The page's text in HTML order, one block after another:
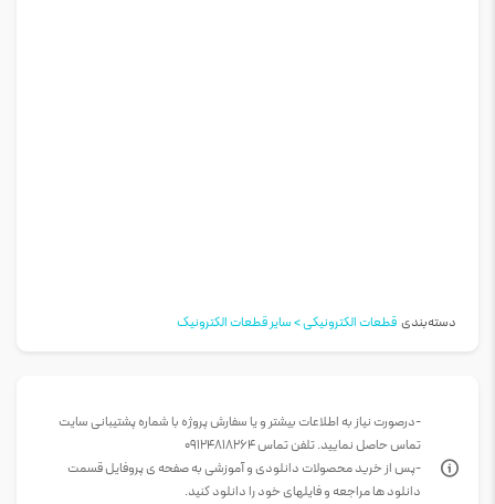
دسته‌بندی قطعات الکترونیکی > سایر قطعات الکترونیک
-درصورت نیاز به اطلاعات بیشتر و یا سفارش پروژه با شماره پشتیبانی سایت
تماس حاصل نمایید. تلفن تماس 09124818264
-پس از خرید محصولات دانلودی و آموزشی به صفحه ی پروفایل قسمت
دانلود ها مراجعه و فایلهای خود را دانلود کنید.